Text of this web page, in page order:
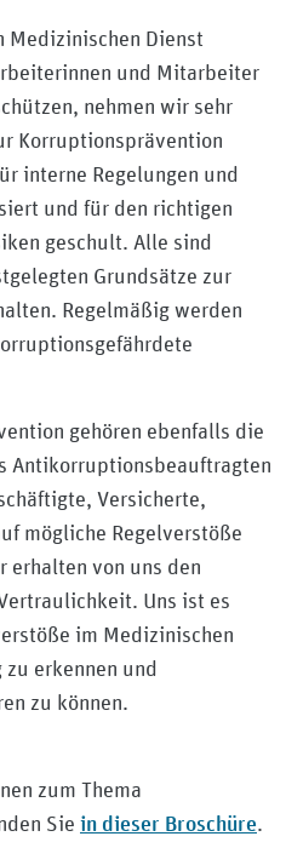
Medizinischen Dienst
und Mitarbeiter
nehmen wir sehr
Korruptionsprävention
interne Regelungen und
und für den richtigen
geschult. Alle sind
Grundsätze zur
Regelmäßig werden
gehören ebenfalls die
Antikorruptionsbeauftragten
Versicherte,
mögliche Regelverstöße
erhalten von uns den
Uns ist es
im Medizinischen
erkennen und
zu können.
zum Thema
Sie in dieser Broschüre.